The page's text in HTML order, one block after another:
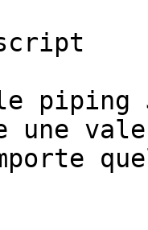
piping
une